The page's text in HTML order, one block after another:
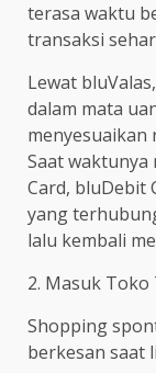
terasa waktu
transaksi
Lewat
dalam mata
menyesuaikan
Saat
Card, bluDebit
yang
lalu kembali
2. Masuk Toko
Shopping
berkesan saat